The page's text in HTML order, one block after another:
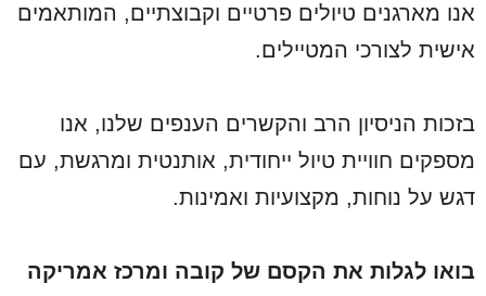
אנו מארגנים טיולים פרטיים וקבוצתיים, המותאמים
אישית לצורכי המטיילים.
בזכות הניסיון הרב והקשרים הענפים שלנו, אנו
מספקים חוויית טיול ייחודית, אותנטית ומרגשת, עם
דגש על נוחות, מקצועיות ואמינות.
בואו לגלות את הקסם של קובה ומרכז אמריקה